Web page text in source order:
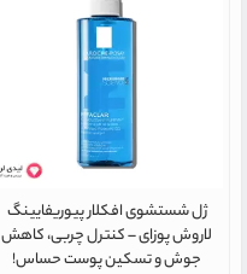
ژل شستشوی افکلار پیوریفایینگ
لاروش پوزای – کنترل چربی، کاهش
جوش و تسکین پوست حساس!